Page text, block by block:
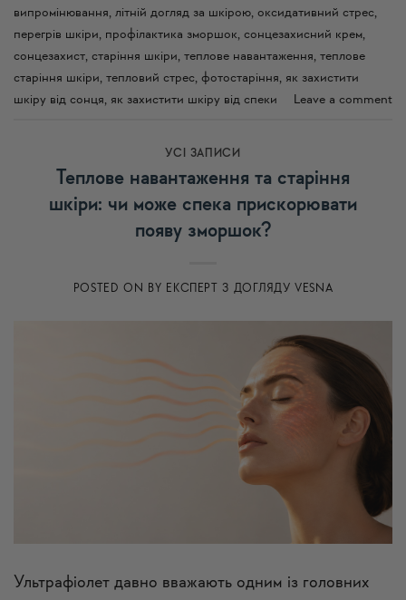
випромінювання, літній догляд за шкірою, оксидативний стрес,
перегрів шкіри, профілактика зморшок, сонцезахисний крем,
сонцезахист, старіння шкіри, теплове навантаження, теплове
старіння шкіри, тепловий стрес, фотостаріння, як захистити
шкіру від сонця, як захистити шкіру від спеки Leave a comment
УСI ЗАПИСИ
Теплове навантаження та старіння
шкіри: чи може спека прискорювати
появу зморшок?
POSTED ON BY ЕКСПЕРТ З ДОГЛЯДУ VESNA
Ультрафіолет давно вважають одним із головних